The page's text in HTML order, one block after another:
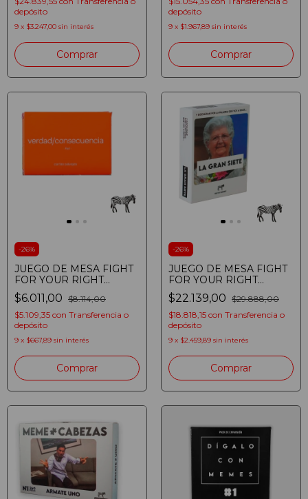
depósito
9 x $3.247,00 sin interés
depósito
9 x $1.967,89 sin interés
-26%
JUEGO DE MESA FIGHT
FOR YOUR RIGHT
CARTAS SALVAJES
VERDAD O
CONSECUENCIA HOT
SEXO (0653854024939)
$6.011,00 $8.114,00
$5.109,35 con Transferencia o
depósito
9 x $667,89 sin interés
-26%
JUEGO DE MESA FIGHT
FOR YOUR RIGHT
CARTAS LA GRAN SIETE
(653854024915)
$22.139,00 $29.888,00
$18.818,15 con Transferencia o
depósito
9 x $2.459,89 sin interés